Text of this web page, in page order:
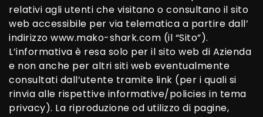
relativi agli utenti che visitano o consultano il sito
web accessibile per via telematica a partire dall’
indirizzo www.mako-shark.com (il “Sito”).
L’informativa è resa solo per il sito web di Azienda
e non anche per altri siti web eventualmente
consultati dall’utente tramite link (per i quali si
rinvia alle rispettive informative/policies in tema
privacy). La riproduzione od utilizzo di pagine,